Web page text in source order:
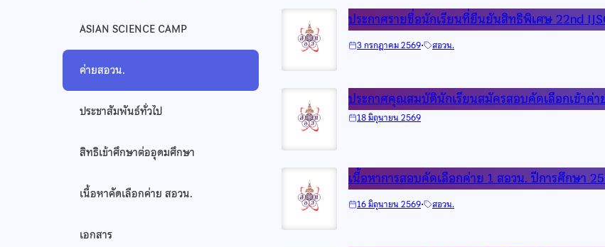
ASIAN SCIENCE CAMP
ค่ายสอวน.
ประชาสัมพันธ์ทั่วไป
สิทธิเข้าศึกษาต่ออุดมศึกษา
เนื้อหาคัดเลือกค่าย สอวน.
เอกสาร
ประกาศรายชื่อนักเรียนที่ยืนยันสิทธิพิเศษ 22nd
3 กรกฎาคม 2569· สอวน.
ประกาศคุณสมบัตินักเรียนสมัครสอบคัดเลือกเข้าค่
18 มิถุนายน 2569
เนื้อหาการสอบคัดเลือกค่าย 1 สอวน. ปีการศึกษา
16 มิถุนายน 2569· สอวน.